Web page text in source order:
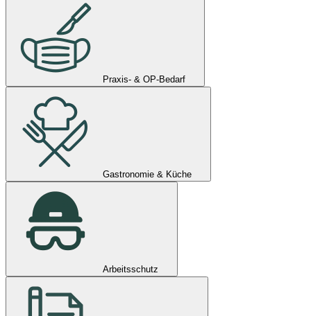
Praxis- & OP-Bedarf
Gastronomie & Küche
Arbeitsschutz